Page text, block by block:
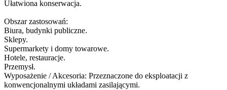
Ułatwiona konserwacja.
Obszar zastosowań:
Biura, budynki publiczne.
Sklepy.
Supermarkety i domy towarowe.
Hotele, restauracje.
Przemysł.
Wyposażenie / Akcesoria: Przeznaczone do eksploatacji z
konwencjonalnymi układami zasilającymi.